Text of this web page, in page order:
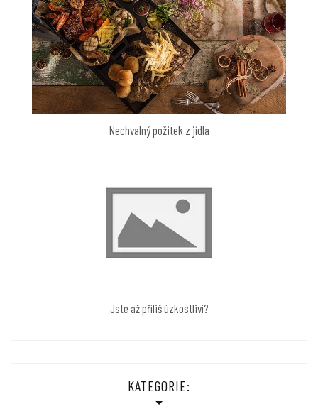
Nechvalný požitek z jídla
Jste až příliš úzkostliví?
KATEGORIE: